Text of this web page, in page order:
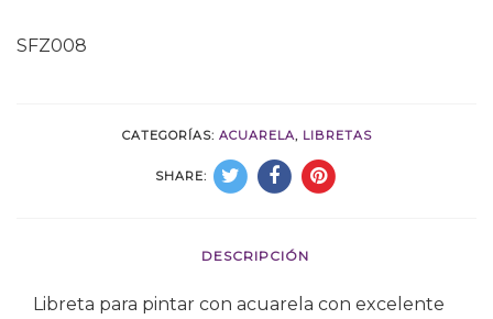
SFZ008
CATEGORÍAS: ACUARELA, LIBRETAS
SHARE:
DESCRIPCIÓN
Libreta para pintar con acuarela con excelente